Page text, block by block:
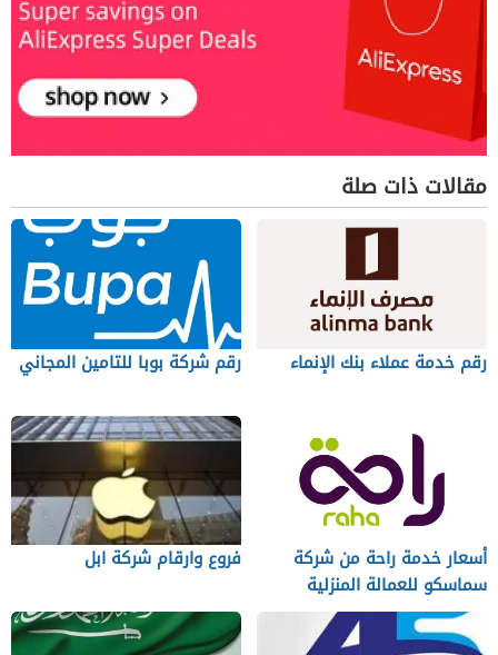
مقالات ذات صلة
رقم خدمة عملاء بنك الإنماء رقم شركة بوبا للتامين المجاني
أسعار خدمة راحة من شركة
سماسكو للعمالة المنزلية
فروع وارقام شركة ابل